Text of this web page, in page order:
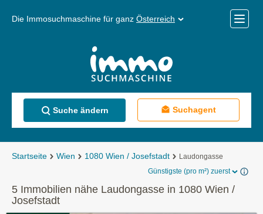
Die Immosuchmaschine für ganz Österreich
Menü
Suche ändern Suchagent
Startseite Wien 1080 Wien / Josefstadt
Laudongasse
Günstigste (pro m²) zuerst
5 Immobilien nähe Laudongasse in 1080 Wien /
Josefstadt